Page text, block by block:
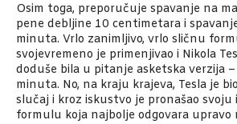
Osim toga, preporučuje spavanje na
pene debljine 10 centimetara i
minuta. Vrlo zanimljivo, vrlo sličnu
svojevremeno je primenjivao i Nikola
doduše bila u pitanje asketska verzija
minuta. No, na kraju krajeva, Tesla je
slučaj i kroz iskustvo je pronašao
formulu koja najbolje odgovara upravo